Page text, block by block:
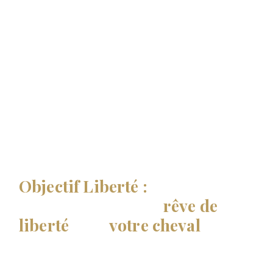
Objectif Liberté :
rêve de
liberté
votre cheval!